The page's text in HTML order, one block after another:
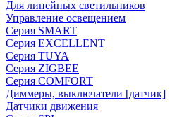
Для линейных светильников
Управление освещением
Серия SMART
Серия EXCELLENT
Серия TUYA
Серия ZIGBEE
Серия COMFORT
Диммеры, выключатели [датчик]
Датчики движения